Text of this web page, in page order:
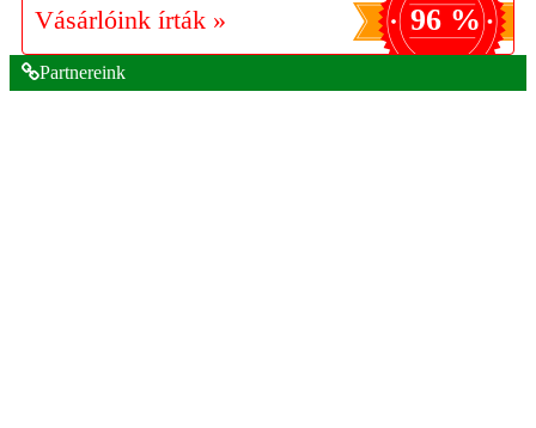
Vásárlóink írták » 96 %
Partnereink